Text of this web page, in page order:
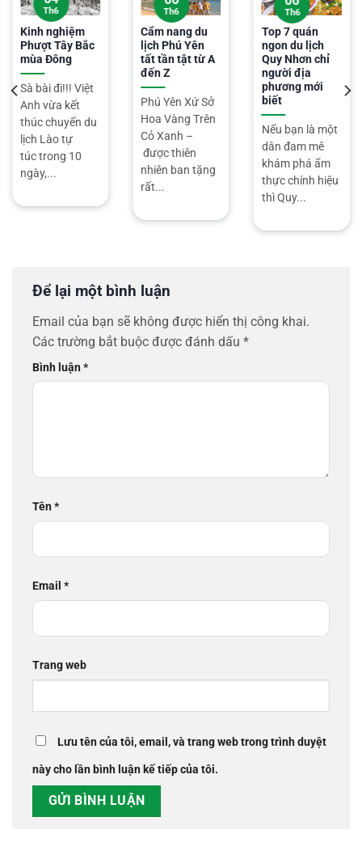
Kinh nghiệm
Phượt Tây Bắc
mùa Đông
Sà bài đi!!! Việt
Anh vừa kết
thúc chuyến du
lịch Lào tự
túc trong 10
ngày,...
Th6
Cẩm nang du
lịch Phú Yên
tất tần tật từ A
đến Z
Phú Yên Xứ Sở
Hoa Vàng Trên
Cỏ Xanh –
được thiên
nhiên ban tặng
rất...
Th6
Top 7 quán
ngon du lịch
Quy Nhơn chỉ
người địa
phương mới
biết
Nếu bạn là một
dân đam mê
khám phá ẩm
thực chính hiệu
thì Quy...
Th6
Để lại một bình luận
Email của bạn sẽ không được hiển thị công khai.
Các trường bắt buộc được đánh dấu *
Bình luận*
Tên*
Email *
Trang web
Lưu tên của tôi, email, và trang web trong trình duyệt
này cho lần bình luận kế tiếp của tôi.